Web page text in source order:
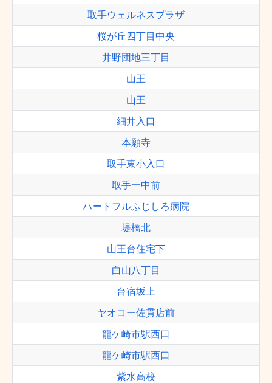
取手ウェルネスプラザ
桜が丘四丁目中央
井野団地三丁目
山王
山王
細井入口
本願寺
取手東小入口
取手一中前
ハートフルふじしろ病院
堤橋北
山王台住宅下
白山八丁目
台宿坂上
ヤオコー佐貫店前
龍ケ崎市駅西口
龍ケ崎市駅西口
紫水高校